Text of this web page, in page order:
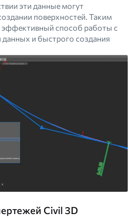
эти данные могут
поверхностей. Таким
способ работы с
и быстрого создания
Civil 3D